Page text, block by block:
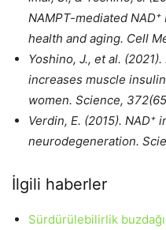
NAMPT-mediated
health and aging. Cell
Yoshino, J., et al.
increases muscle
women. Science,
Verdin, E. (2015). NAD⁺
neurodegeneration.
İlgili haberler
Sürdürülebilirlik